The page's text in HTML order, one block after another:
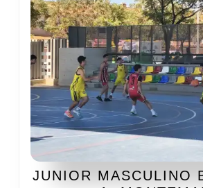
JUNIOR MASCULINO